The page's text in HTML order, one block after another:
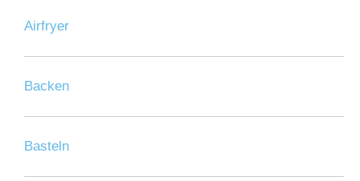
Airfryer
Backen
Basteln